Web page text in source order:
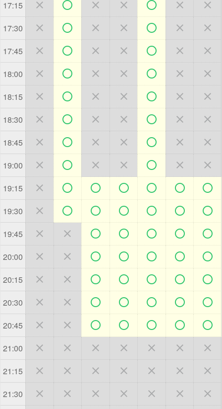
17:15       
17:30       
17:45       
18:00       
18:15       
18:30       
18:45       
19:00       
19:15       
19:30       
19:45       
20:00       
20:15       
20:30       
20:45       
21:00       
21:15       
21:30       